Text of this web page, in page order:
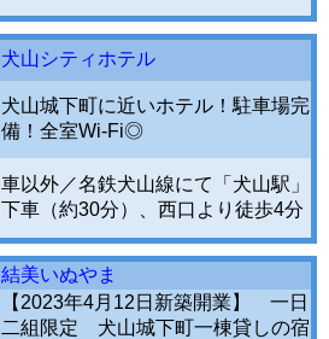
犬山シティホテル
犬山城下町に近いホテル！駐車場完
備！全室Wi-Fi◎
車以外／名鉄犬山線にて「犬山駅」
下車（約30分）、西口より徒歩4分
結美いぬやま
【2023年4月12日新築開業】 一日
二組限定 犬山城下町一棟貸しの宿